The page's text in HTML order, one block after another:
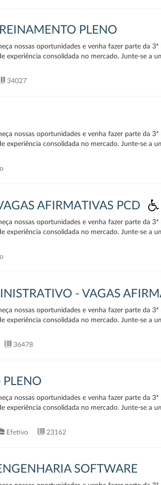
PLENO
nossas oportunidades e venha fazer parte da
experiência consolidada no mercado. Junte-se
34027
nossas oportunidades e venha fazer parte da
experiência consolidada no mercado. Junte-se
AFIRMATIVAS PCD
nossas oportunidades e venha fazer parte da
experiência consolidada no mercado. Junte-se
- VAGAS
nossas oportunidades e venha fazer parte da
experiência consolidada no mercado. Junte-se
36478
PLENO
nossas oportunidades e venha fazer parte da
experiência consolidada no mercado. Junte-se
Efetivo 23162
SOFTWARE